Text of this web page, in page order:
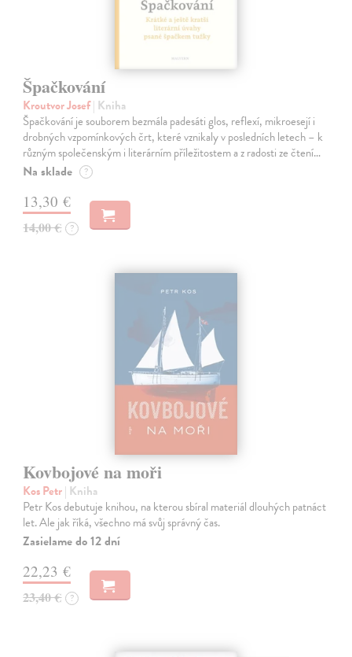
Špačkování
Kroutvor Josef| Kniha
Špačkování je souborem bezmála padesáti glos, reflexí, mikroesejí i
drobných vzpomínkových črt, které vznikaly v posledních letech – k
různým společenským i literárním příležitostem a z radosti ze čtení…
Na sklade ?
13,30 €
14,00 € ?
Kovbojové na moři
Kos Petr| Kniha
Petr Kos debutuje knihou, na kterou sbíral materiál dlouhých patnáct
let. Ale jak říká, všechno má svůj správný čas.
Zasielame do 12 dní
22,23 €
23,40 € ?